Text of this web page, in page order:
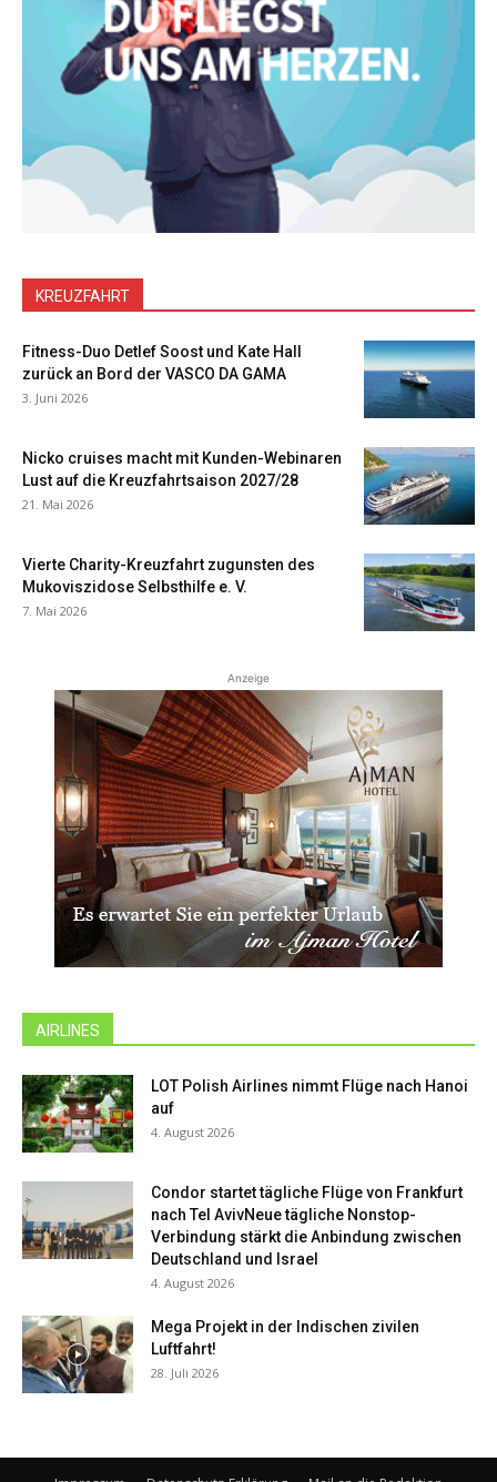
KREUZFAHRT
Fitness-Duo Detlef Soost und Kate Hall
zurück an Bord der VASCO DA GAMA
3. Juni 2026
Nicko cruises macht mit Kunden-Webinaren
Lust auf die Kreuzfahrtsaison 2027/28
21. Mai 2026
Vierte Charity-Kreuzfahrt zugunsten des
Mukoviszidose Selbsthilfe e. V.
7. Mai 2026
Anzeige
AIRLINES
LOT Polish Airlines nimmt Flüge nach Hanoi
auf
4. August 2026
Condor startet tägliche Flüge von Frankfurt
nach Tel AvivNeue tägliche Nonstop-
Verbindung stärkt die Anbindung zwischen
Deutschland und Israel
4. August 2026
Mega Projekt in der Indischen zivilen
Luftfahrt!
28. Juli 2026